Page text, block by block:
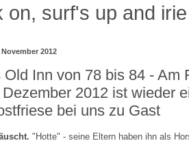
on, surf's up and
2012
Old Inn von 78 bis 84 - Am
2012 ist wieder
bei uns zu Gast
"Hotte" - seine Eltern haben ihn als